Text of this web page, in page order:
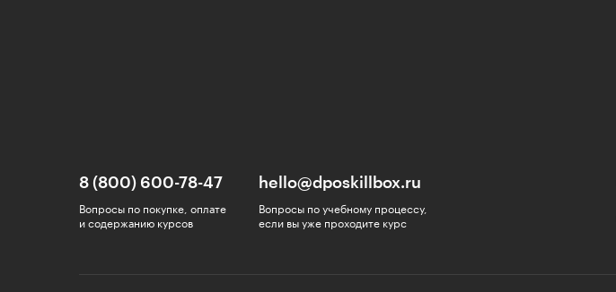
8 (800) 600-78-47
Вопросы по покупке, оплате
и содержанию курсов
hello@dposkillbox.ru
Вопросы по учебному процессу,
если вы уже проходите курс